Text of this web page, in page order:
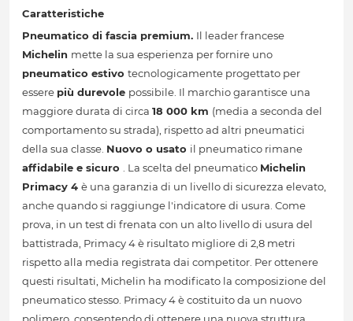
Caratteristiche
Pneumatico di fascia premium. Il leader francese
Michelin mette la sua esperienza per fornire uno
pneumatico estivo tecnologicamente progettato per
essere più durevole possibile. Il marchio garantisce una
maggiore durata di circa 18 000 km (media a seconda del
comportamento su strada), rispetto ad altri pneumatici
della sua classe. Nuovo o usato il pneumatico rimane
affidabile e sicuro . La scelta del pneumatico Michelin
Primacy 4 è una garanzia di un livello di sicurezza elevato,
anche quando si raggiunge l'indicatore di usura. Come
prova, in un test di frenata con un alto livello di usura del
battistrada, Primacy 4 è risultato migliore di 2,8 metri
rispetto alla media registrata dai competitor. Per ottenere
questi risultati, Michelin ha modificato la composizione del
pneumatico stesso. Primacy 4 è costituito da un nuovo